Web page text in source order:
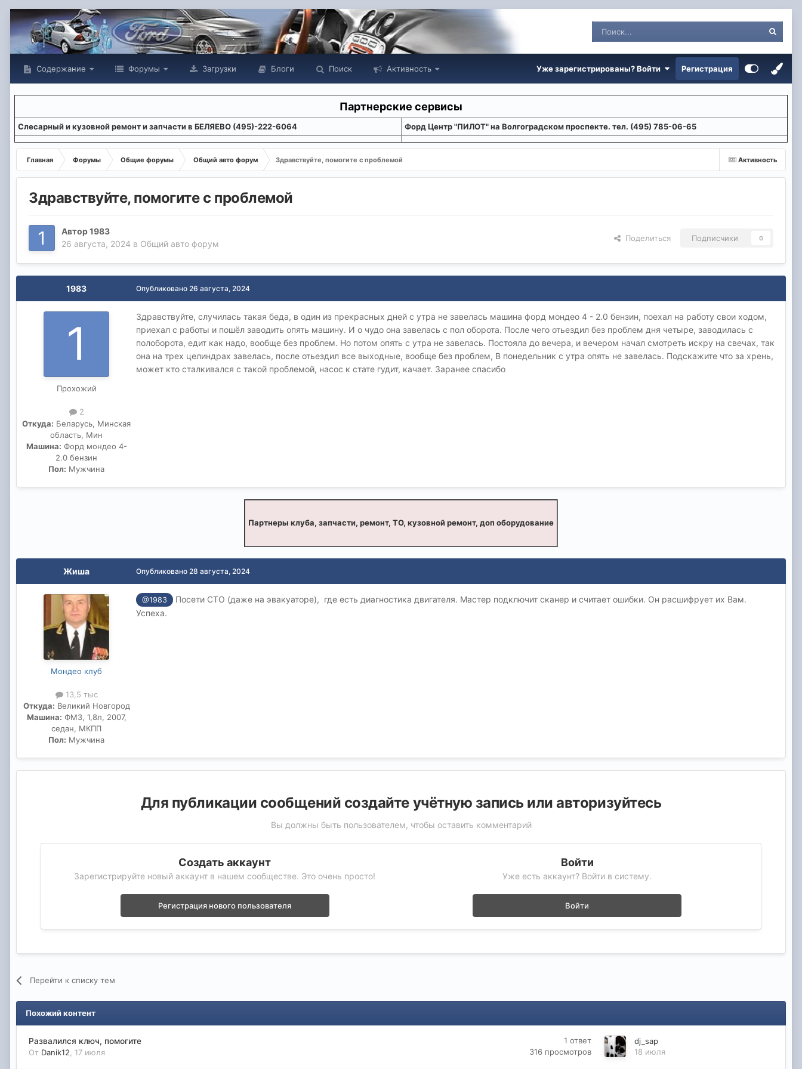
Содержание Форумы Загрузки Блоги Поиск Активность Уже зарегистрированы? Войти Регистрация
Партнерские сервисы
Слесарный и кузовной ремонт и запчасти в БЕЛЯЕВО (495)-222-6064 Форд Центр "ПИЛОТ" на Волгоградском проспекте. тел. (495) 785-06-65
Активность
Главная Форумы Общие форумы Общий авто форум Здравствуйте, помогите с проблемой
Здравствуйте, помогите с проблемой
Автор1983
26 августа, 2024 в Общий авто форум
Поделиться Подписчики 0
1983
Прохожий
2
Откуда: Беларусь, Минская
область, Мин
Машина: Форд мондео 4-
2.0 бензин
Пол: Мужчина
Опубликовано 26 августа, 2024
Здравствуйте, случилась такая беда, в один из прекрасных дней с утра не завелась машина форд мондео 4 - 2.0 бензин, поехал на работу свои ходом,
приехал с работы и пошёл заводить опять машину. И о чудо она завелась с пол оборота. После чего отьездил без проблем дня четыре, заводилась с
полоборота, едит как надо, вообще без проблем. Но потом опять с утра не завелась. Постояла до вечера, и вечером начал смотреть искру на свечах, так
она на трех целиндрах завелась, после отьездил все выходные, вообще без проблем, В понедельник с утра опять не завелась. Подскажите что за хрень,
может кто сталкивался с такой проблемой, насос к стате гудит, качает. Заранее спасибо
Партнеры клуба, запчасти, ремонт, ТО, кузовной ремонт, доп оборудование
Жиша
Мондео клуб
13,5 тыс
Откуда: Великий Новгород
Машина: ФМ3, 1,8л, 2007,
седан, МКПП
Пол: Мужчина
Опубликовано 28 августа, 2024
@1983
Посети СТО (даже на эвакуаторе), где есть диагностика двигателя. Мастер подключит сканер и считает ошибки. Он расшифрует их Вам.
Успеха.
Для публикации сообщений создайте учётную запись или авторизуйтесь
Вы должны быть пользователем, чтобы оставить комментарий
Создать аккаунт
Зарегистрируйте новый аккаунт в нашем сообществе. Это очень просто!
Регистрация нового пользователя
Войти
Уже есть аккаунт? Войти в систему.
Войти
Перейти к списку тем
Похожий контент
Развалился ключ, помогите
От Danik12 17 июля
1 ответ
316 просмотров
dj_sap
18 июля